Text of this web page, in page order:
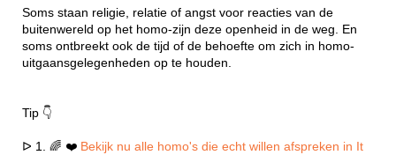
Soms staan religie, relatie of angst voor reacties van de
buitenwereld op het homo-zijn deze openheid in de weg. En
soms ontbreekt ook de tijd of de behoefte om zich in homo-
uitgaansgelegenheden op te houden.
Tip 👇
ᐅ 1. 🌈 ❤️ Bekijk nu alle homo's die echt willen afspreken in It